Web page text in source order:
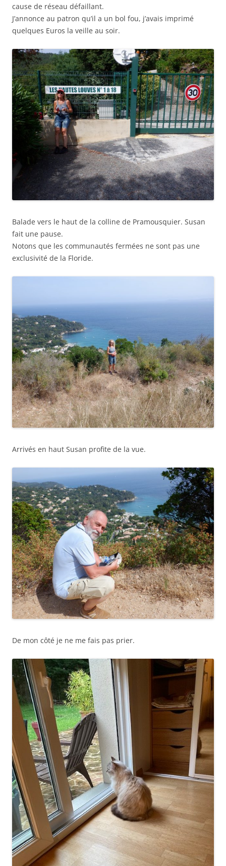
cause de réseau défaillant.
J’annonce au patron qu’il a un bol fou, j’avais imprimé
quelques Euros la veille au soir.
Balade vers le haut de la colline de Pramousquier. Susan
fait une pause.
Notons que les communautés fermées ne sont pas une
exclusivité de la Floride.
Arrivés en haut Susan profite de la vue.
De mon côté je ne me fais pas prier.